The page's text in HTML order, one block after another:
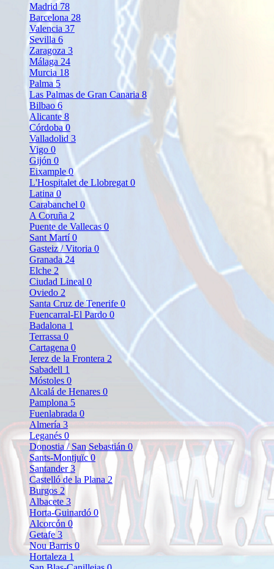
Madrid78
Barcelona 28
Valencia 37
Sevilla 6
Zaragoza 3
Málaga 24
Murcia 18
Palma 5
Las Palmas de Gran Canaria 8
Bilbao 6
Alicante 8
Córdoba 0
Valladolid 3
Vigo 0
Gijón 0
Eixample 0
L'Hospitalet de Llobregat 0
Latina0
Carabanchel 0
A Coruña 2
Puente de Vallecas 0
Sant Martí0
Gasteiz / Vitoria 0
Granada24
Elche 2
Ciudad Lineal 0
Oviedo 2
Santa Cruz de Tenerife 0
Fuencarral-El Pardo 0
Badalona 1
Terrassa 0
Cartagena 0
Jerez de la Frontera 2
Sabadell 1
Móstoles 0
Alcalá de Henares 0
Pamplona 5
Fuenlabrada 0
Almería3
Leganés 0
Donostia / San Sebastián0
Sants-Montjuïc0
Santander3
Castelló de la Plana 2
Burgos 2
Albacete3
Horta-Guinardó 0
Alcorcón 0
Getafe3
Nou Barris0
Hortaleza1